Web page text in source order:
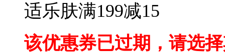
适乐肤满199减15
该优惠券已过期，请选